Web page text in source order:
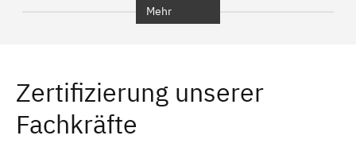
Erlangen Bamberg
Bayreuth
Mehr
Zertifizierung unserer
Fachkräfte